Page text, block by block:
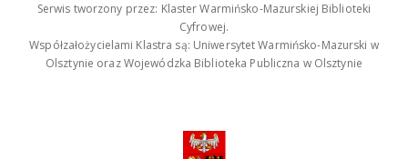
Serwis tworzony przez: Klaster Warmińsko-Mazurskiej Biblioteki
Cyfrowej.
Współzałożycielami Klastra są: Uniwersytet Warmińsko-Mazurski w
Olsztynie oraz Wojewódzka Biblioteka Publiczna w Olsztynie